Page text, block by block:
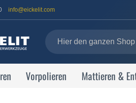
info@eickelit.com
Vorpolieren Mattieren &